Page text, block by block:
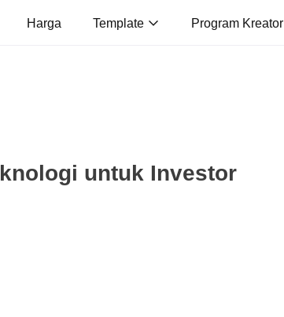
Harga Template Program Kreator
untuk Investor